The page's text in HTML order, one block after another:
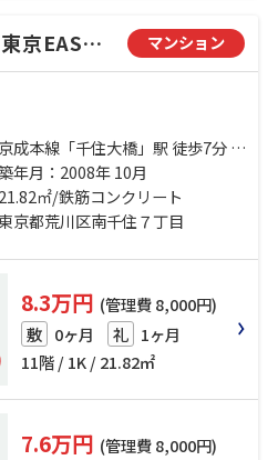
プレール・ドゥーク東京EAST Ⅳ RiverSide マンション
京成本線「千住大橋」駅 徒歩7分 日
谷線「南千住」駅 徒歩10分 都電
荒川線「三ノ輪橋」駅 徒歩14分
年月：2008年 10月
21.82㎡/鉄筋コンクリート
京都荒川区南千住７丁目
8.3万円 (管理費 8,000円)
敷 0ヶ月 礼 1ヶ月
11階 / 1K / 21.82㎡
7.6万円 (管理費 8,000円)